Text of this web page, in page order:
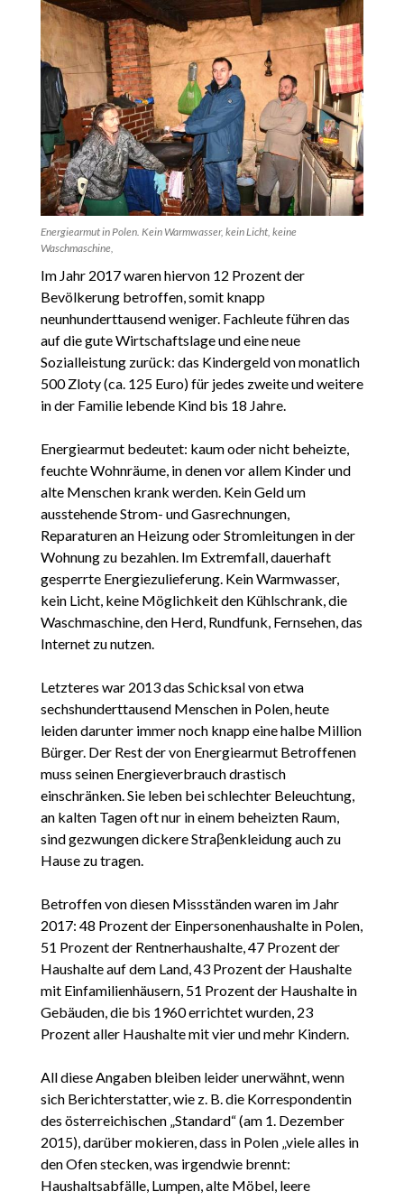
Energiearmut in Polen. Kein Warmwasser, kein Licht, keine
Waschmaschine,
Im Jahr 2017 waren hiervon 12 Prozent der
Bevölkerung betroffen, somit knapp
neunhunderttausend weniger. Fachleute führen das
auf die gute Wirtschaftslage und eine neue
Sozialleistung zurück: das Kindergeld von monatlich
500 Zloty (ca. 125 Euro) für jedes zweite und weitere
in der Familie lebende Kind bis 18 Jahre.
Energiearmut bedeutet: kaum oder nicht beheizte,
feuchte Wohnräume, in denen vor allem Kinder und
alte Menschen krank werden. Kein Geld um
ausstehende Strom- und Gasrechnungen,
Reparaturen an Heizung oder Stromleitungen in der
Wohnung zu bezahlen. Im Extremfall, dauerhaft
gesperrte Energiezulieferung. Kein Warmwasser,
kein Licht, keine Möglichkeit den Kühlschrank, die
Waschmaschine, den Herd, Rundfunk, Fernsehen, das
Internet zu nutzen.
Letzteres war 2013 das Schicksal von etwa
sechshunderttausend Menschen in Polen, heute
leiden darunter immer noch knapp eine halbe Million
Bürger. Der Rest der von Energiearmut Betroffenen
muss seinen Energieverbrauch drastisch
einschränken. Sie leben bei schlechter Beleuchtung,
an kalten Tagen oft nur in einem beheizten Raum,
sind gezwungen dickere Straβenkleidung auch zu
Hause zu tragen.
Betroffen von diesen Missständen waren im Jahr
2017: 48 Prozent der Einpersonenhaushalte in Polen,
51 Prozent der Rentnerhaushalte, 47 Prozent der
Haushalte auf dem Land, 43 Prozent der Haushalte
mit Einfamilienhäusern, 51 Prozent der Haushalte in
Gebäuden, die bis 1960 errichtet wurden, 23
Prozent aller Haushalte mit vier und mehr Kindern.
All diese Angaben bleiben leider unerwähnt, wenn
sich Berichterstatter, wie z. B. die Korrespondentin
des österreichischen „Standard“ (am 1. Dezember
2015), darüber mokieren, dass in Polen „viele alles in
den Ofen stecken, was irgendwie brennt:
Haushaltsabfälle, Lumpen, alte Möbel, leere